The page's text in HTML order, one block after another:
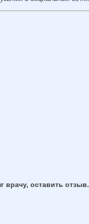
врачу, оставить отзыв.